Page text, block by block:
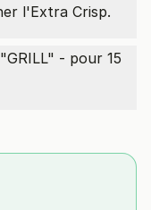
l'Extra Crisp.
- pour 15